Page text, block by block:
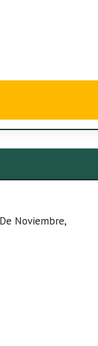
Noviembre,